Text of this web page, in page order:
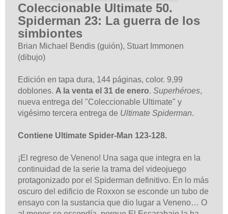
Coleccionable Ultimate 50.
Spiderman 23: La guerra de los
simbiontes
Brian Michael Bendis (guión), Stuart Immonen
(dibujo)
Edición en tapa dura, 144 páginas, color. 9,99
doblones. A la venta el 31 de enero. Superhéroes,
nueva entrega del "Coleccionable Ultimate" y
vigésimo tercera entrega de Ultimate Spiderman.
Contiene Ultimate Spider-Man 123-128.
¡El regreso de Veneno! Una saga que integra en la
continuidad de la serie la trama del videojuego
protagonizado por el Spiderman definitivo. En lo más
oscuro del edificio de Roxxon se esconde un tubo de
ensayo con la sustancia que dio lugar a Veneno… O